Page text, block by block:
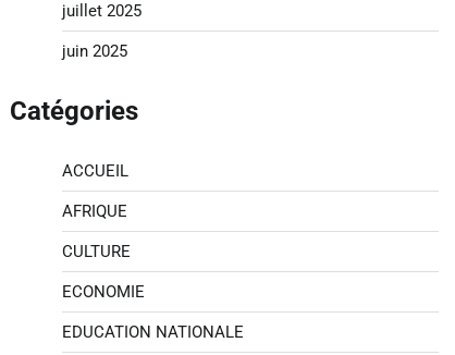
juillet 2025
juin 2025
Catégories
ACCUEIL
AFRIQUE
CULTURE
ECONOMIE
EDUCATION NATIONALE